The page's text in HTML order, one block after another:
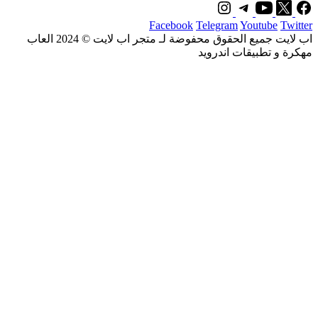
Facebook TelegramYoutube Twitter
اب لايت جميع الحقوق محفوضة لـ متجر اب لايت © 2024 العاب
مهكرة و تطبيقات اندرويد